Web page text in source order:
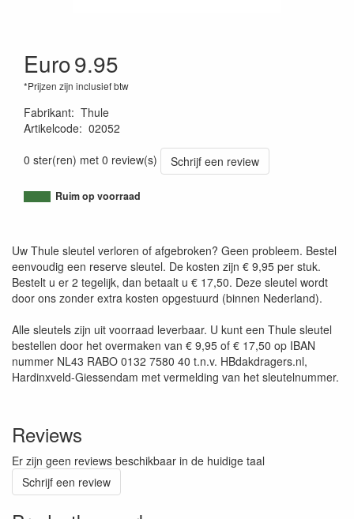
Euro9.95
*Prijzen zijn inclusief btw
Fabrikant: Thule
Artikelcode: 02052
0 ster(ren) met 0 review(s)
Schrijf een review
Ruim op voorraad
Uw Thule sleutel verloren of afgebroken? Geen probleem. Bestel
eenvoudig een reserve sleutel. De kosten zijn € 9,95 per stuk.
Bestelt u er 2 tegelijk, dan betaalt u € 17,50. Deze sleutel wordt
door ons zonder extra kosten opgestuurd (binnen Nederland).
Alle sleutels zijn uit voorraad leverbaar. U kunt een Thule sleutel
bestellen door het overmaken van € 9,95 of € 17,50 op IBAN
nummer NL43 RABO 0132 7580 40 t.n.v. HBdakdragers.nl,
Hardinxveld-Giessendam met vermelding van het sleutelnummer.
Reviews
Er zijn geen reviews beschikbaar in de huidige taal
Schrijf een review